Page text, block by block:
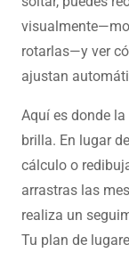
rotarlas—y ver
ajustan
Aquí es donde
brilla. En lugar
cálculo o
arrastras las
realiza un
Tu plan de